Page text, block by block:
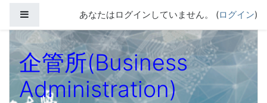
サイドパネルあなたはログインしていません。 (ログイン)
企管所(Business
Administration)